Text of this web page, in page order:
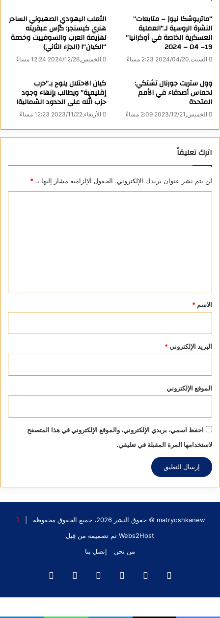
المصدر : الخنادق
كاتب
Matryoshka News
View all posts
“ماتريوشكا نيوز – متابعات”
النشرة الروسية لـ”العملية
العسكرية الخاصة في أوكرانيا”
19– 04 – 2024
السبت,2024/04/20 2:23 مساءً
الثعلب اليهودي الصهيوني الساحر
هنري كيسنجر: كرّس عبقريته
لهزيمة العرب والسوفييت وخدمة
“الكيان”! (الجزء الثاني)
الخميس,2024/12/26 12:24 مساءً
وول ستريت جورنال تشتكي:
لحماس أصدقاء في الأمم
المتحدة
الخميس,2023/12/21 2:09 مساءً
كيان الاحتلال يلوح بـ”حرب
إقليمية” ويطالب بإنهاء وجود
حزب الله على الحدود الشمالية!
الأربعاء,2023/11/22 12:23 مساءً
اترك تعليقاً
لن يتم نشر عنوان بريدك الإلكتروني. الحقول الإلزامية مشار إليها بـ *
*
الاسم *
البريد الإلكتروني*
الموقع الإلكتروني
احفظ اسمي، بريدي الإلكتروني، والموقع الإلكتروني في هذا المتصفح
لاستخدامها المرة المقبلة في تعليقي.
matryoshkanew © حقوق النشر 2026، جميع الحقوق محفوظة |
Webs2Host تم تصميمه من قِبل
من نحن
إتصل بنا
فيسبوك يوتيوب انستقرام‫TikTok